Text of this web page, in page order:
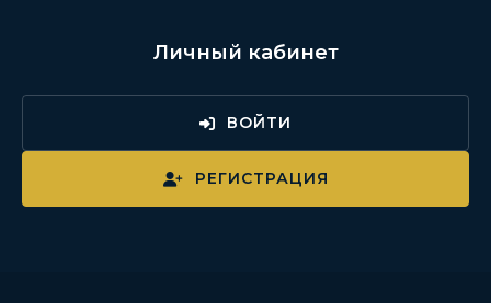
Личный кабинет
ВОЙТИ
РЕГИСТРАЦИЯ